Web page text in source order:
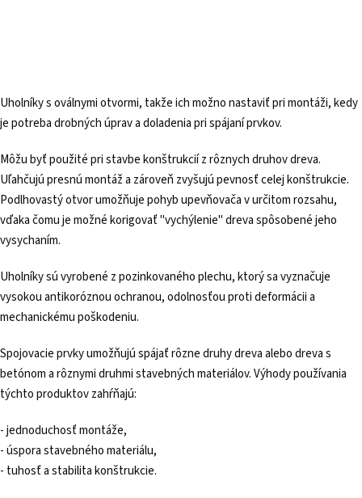
Uholníky s oválnymi otvormi, takže ich možno nastaviť pri montáži, kedy
je potreba drobných úprav a doladenia pri spájaní prvkov.
Môžu byť použité pri stavbe konštrukcií z rôznych druhov dreva.
Uľahčujú presnú montáž a zároveň zvyšujú pevnosť celej konštrukcie.
Podlhovastý otvor umožňuje pohyb upevňovača v určitom rozsahu,
vďaka čomu je možné korigovať "vychýlenie" dreva spôsobené jeho
vysychaním.
Uholníky sú vyrobené z pozinkovaného plechu, ktorý sa vyznačuje
vysokou antikoróznou ochranou, odolnosťou proti deformácii a
mechanickému poškodeniu.
Spojovacie prvky umožňujú spájať rôzne druhy dreva alebo dreva s
betónom a rôznymi druhmi stavebných materiálov. Výhody používania
týchto produktov zahŕňajú:
- jednoduchosť montáže,
- úspora stavebného materiálu,
- tuhosť a stabilita konštrukcie.